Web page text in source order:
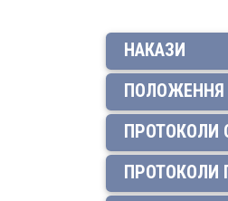
НАКАЗИ
ПОЛОЖЕННЯ
ПРОТОКОЛИ
ПРОТОКОЛИ